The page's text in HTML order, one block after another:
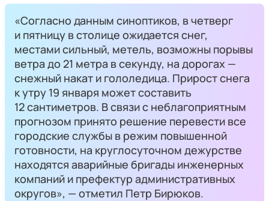
«Согласно данным синоптиков, в четверг
и пятницу в столице ожидается снег,
местами сильный, метель, возможны порывы
ветра до 21 метра в секунду, на дорогах —
снежный накат и гололедица. Прирост снега
к утру 19 января может составить
12 сантиметров. В связи с неблагоприятным
прогнозом принято решение перевести все
городские службы в режим повышенной
готовности, на круглосуточном дежурстве
находятся аварийные бригады инженерных
компаний и префектур административных
округов», — отметил Петр Бирюков.